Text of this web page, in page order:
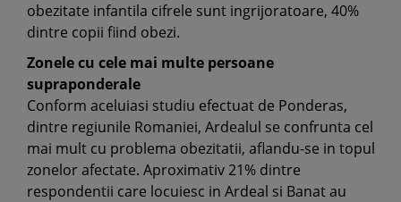
obezitate infantila cifrele sunt ingrijoratoare, 40%
dintre copii fiind obezi.
Zonele cu cele mai multe persoane
supraponderale
Conform aceluiasi studiu efectuat de Ponderas,
dintre regiunile Romaniei, Ardealul se confrunta cel
mai mult cu problema obezitatii, aflandu-se in topul
zonelor afectate. Aproximativ 21% dintre
respondentii care locuiesc in Ardeal si Banat au